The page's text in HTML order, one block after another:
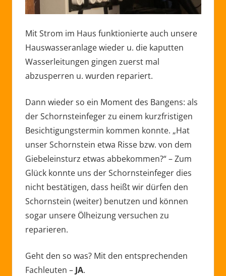
Mit Strom im Haus funktionierte auch unsere
Hauswasseranlage wieder u. die kaputten
Wasserleitungen gingen zuerst mal
abzusperren u. wurden repariert.
Dann wieder so ein Moment des Bangens: als
der Schornsteinfeger zu einem kurzfristigen
Besichtigungstermin kommen konnte. „Hat
unser Schornstein etwa Risse bzw. von dem
Giebeleinsturz etwas abbekommen?“ – Zum
Glück konnte uns der Schornsteinfeger dies
nicht bestätigen, dass heißt wir dürfen den
Schornstein (weiter) benutzen und können
sogar unsere Ölheizung versuchen zu
reparieren.
Geht den so was? Mit den entsprechenden
Fachleuten – JA.